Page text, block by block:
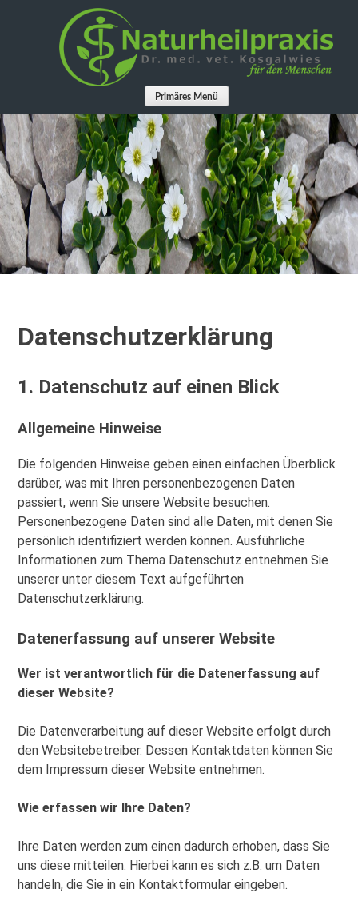
Primäres Menü
Datenschutzerklärung
1. Datenschutz auf einen Blick
Allgemeine Hinweise
Die folgenden Hinweise geben einen einfachen Überblick
darüber, was mit Ihren personenbezogenen Daten
passiert, wenn Sie unsere Website besuchen.
Personenbezogene Daten sind alle Daten, mit denen Sie
persönlich identifiziert werden können. Ausführliche
Informationen zum Thema Datenschutz entnehmen Sie
unserer unter diesem Text aufgeführten
Datenschutzerklärung.
Datenerfassung auf unserer Website
Wer ist verantwortlich für die Datenerfassung auf
dieser Website?
Die Datenverarbeitung auf dieser Website erfolgt durch
den Websitebetreiber. Dessen Kontaktdaten können Sie
dem Impressum dieser Website entnehmen.
Wie erfassen wir Ihre Daten?
Ihre Daten werden zum einen dadurch erhoben, dass Sie
uns diese mitteilen. Hierbei kann es sich z.B. um Daten
handeln, die Sie in ein Kontaktformular eingeben.